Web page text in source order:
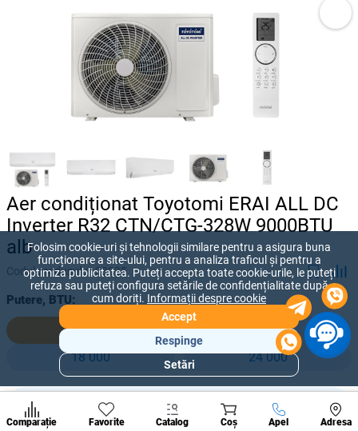
Aer condiționat Toyotomi ERAI ALL DC
Inverter R32 CTN/CTG-328W 9000BTU
alb
Codul produsului:28235
Putere, BTU:
9 000
12 000
18 000
24 000
18 840 lei
15 700 lei +
Comparație Favorite Catalog Coș Apel Adresa
A suna
populare
de
Folosim cookie-uri și tehnologii similare pentru a asigura buna
funcționare a site-ului, pentru a analiza traficul și pentru a
optimiza publicitatea. Puteți accepta toate cookie-urile, le puteți
refuza sau puteți configura setările de confidențialitate după
cum doriți. Informații despre cookie
Accept
Respinge
Setări